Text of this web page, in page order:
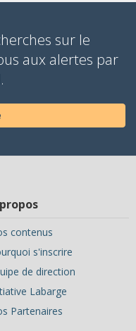
sur le
aux alertes par
contenus
s'inscrire
de direction
Labarge
Partenaires